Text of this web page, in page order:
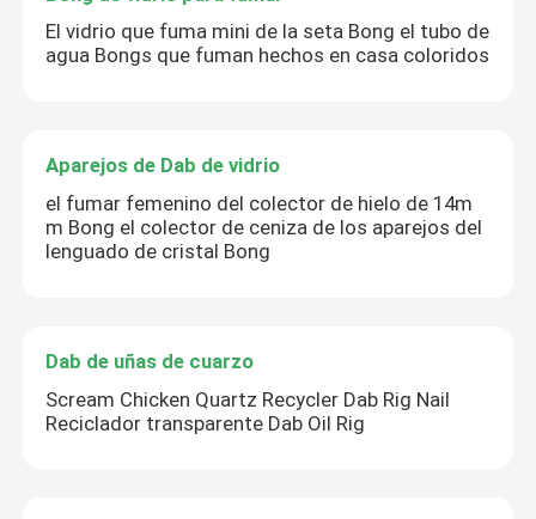
El vidrio que fuma mini de la seta Bong el tubo de
agua Bongs que fuman hechos en casa coloridos
Aparejos de Dab de vidrio
el fumar femenino del colector de hielo de 14m
m Bong el colector de ceniza de los aparejos del
lenguado de cristal Bong
Dab de uñas de cuarzo
Scream Chicken Quartz Recycler Dab Rig Nail
Reciclador transparente Dab Oil Rig